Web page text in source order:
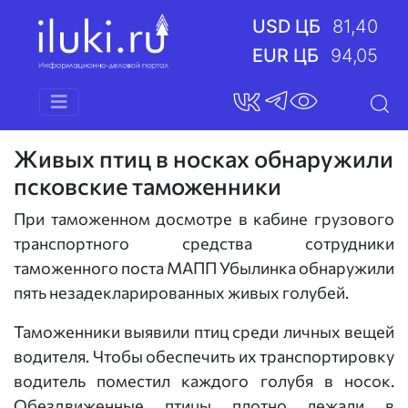
USD ЦБ
81,40
EUR ЦБ
94,05
Живых птиц в носках обнаружили
псковские таможенники
При таможенном досмотре в кабине грузового
транспортного средства сотрудники
таможенного поста МАПП Убылинка обнаружили
пять незадекларированных живых голубей.
Таможенники выявили птиц среди личных вещей
водителя. Чтобы обеспечить их транспортировку
водитель поместил каждого голубя в носок.